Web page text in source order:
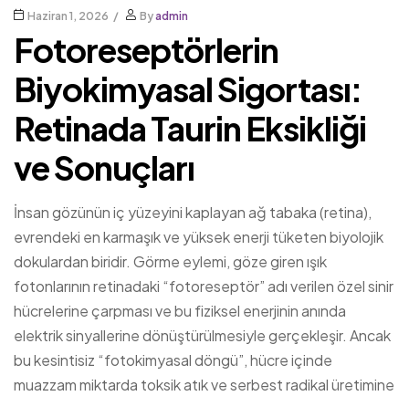
Haziran 1, 2026 Byadmin
Fotoreseptörlerin
Biyokimyasal Sigortası:
Retinada Taurin Eksikliği
ve Sonuçları
İnsan gözünün iç yüzeyini kaplayan ağ tabaka (retina),
evrendeki en karmaşık ve yüksek enerji tüketen biyolojik
dokulardan biridir. Görme eylemi, göze giren ışık
fotonlarının retinadaki “fotoreseptör” adı verilen özel sinir
hücrelerine çarpması ve bu fiziksel enerjinin anında
elektrik sinyallerine dönüştürülmesiyle gerçekleşir. Ancak
bu kesintisiz “fotokimyasal döngü”, hücre içinde
muazzam miktarda toksik atık ve serbest radikal üretimine